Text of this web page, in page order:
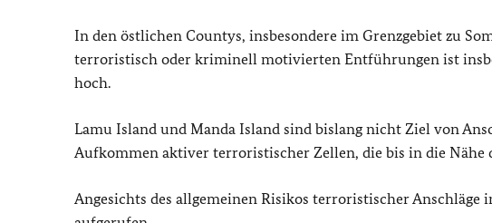
In den östlichen Countys, insbesondere im Grenzgebiet zu
terroristisch oder kriminell motivierten Entführungen ist
hoch.
Lamu Island und Manda Island sind bislang nicht Ziel von
Aufkommen aktiver terroristischer Zellen, die bis in die Nähe
Angesichts des allgemeinen Risikos terroristischer